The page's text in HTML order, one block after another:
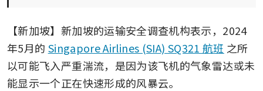
【新加坡】新加坡的运输安全调查机构表示，2024
年5月的 Singapore Airlines (SIA) SQ321 航班 之所
以可能飞入严重湍流，是因为该飞机的气象雷达或未
能显示一个正在快速形成的风暴云。